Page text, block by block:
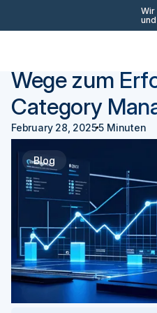
Wir
Wege zum
Category
February 28, 20255 Minuten
Blog